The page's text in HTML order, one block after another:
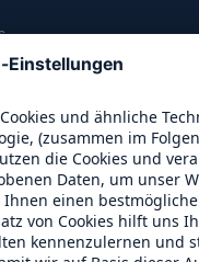
von Munich Re
oder Escape-